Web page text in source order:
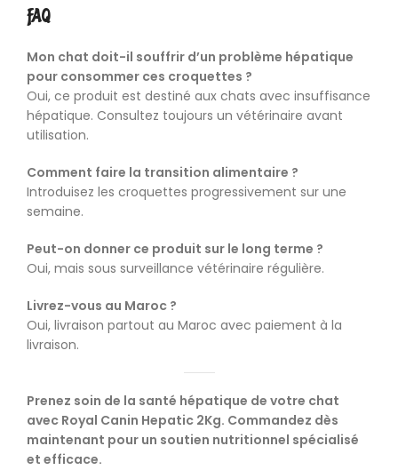
FAQ
Mon chat doit-il souffrir d’un problème hépatique
pour consommer ces croquettes ?
Oui, ce produit est destiné aux chats avec insuffisance
hépatique. Consultez toujours un vétérinaire avant
utilisation.
Comment faire la transition alimentaire ?
Introduisez les croquettes progressivement sur une
semaine.
Peut-on donner ce produit sur le long terme ?
Oui, mais sous surveillance vétérinaire régulière.
Livrez-vous au Maroc ?
Oui, livraison partout au Maroc avec paiement à la
livraison.
Prenez soin de la santé hépatique de votre chat
avec Royal Canin Hepatic 2Kg. Commandez dès
maintenant pour un soutien nutritionnel spécialisé
et efficace.